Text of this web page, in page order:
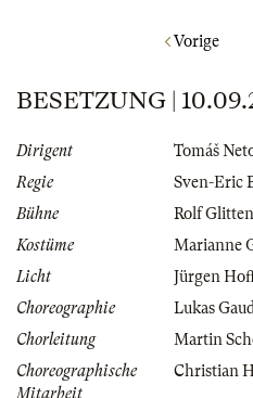
Vorige
BESETZUNG |
Dirigent
Tomáš
Regie
Sven-Eric
Bühne
Rolf
Kostüme
Marianne
Licht
Jürgen
Choreographie
Lukas
Chorleitung
Martin
Choreographische
Mitarbeit
Christian